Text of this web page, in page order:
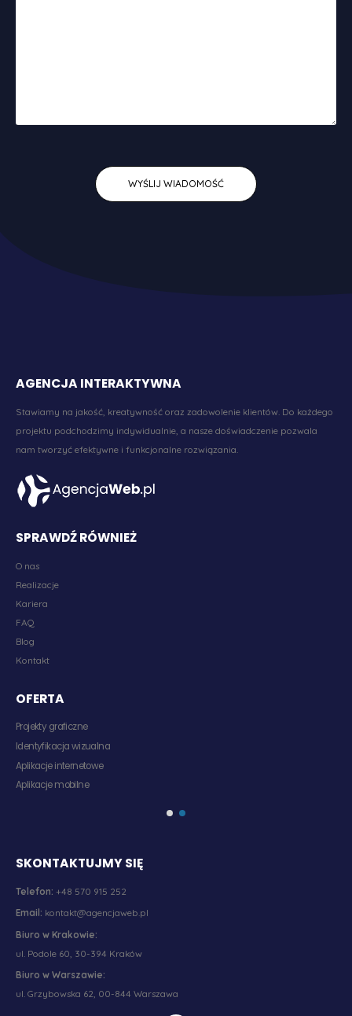
AGENCJA INTERAKTYWNA
Stawiamy na jakość, kreatywność oraz zadowolenie klientów. Do każdego
projektu podchodzimy indywidualnie, a nasze doświadczenie pozwala
nam tworzyć efektywne i funkcjonalne rozwiązania.
SPRAWDŹ RÓWNIEŻ
O nas
Realizacje
Kariera
FAQ
Blog
Kontakt
OFERTA
Projekty graficzne
Identyfikacja wizualna
Aplikacje internetowe
Aplikacje mobilne
SKONTAKTUJMY SIĘ
Telefon: +48 570 915 252
Email: kontakt@agencjaweb.pl
Biuro w Krakowie:
ul. Podole 60, 30-394 Kraków
Biuro w Warszawie:
ul. Grzybowska 62, 00-844 Warszawa